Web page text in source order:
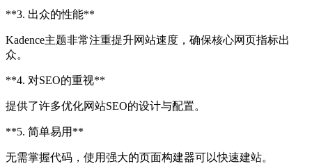
**3. 出众的性能**
Kadence主题非常注重提升网站速度，确保核心网页指标出
众。
**4. 对SEO的重视**
提供了许多优化网站SEO的设计与配置。
**5. 简单易用**
无需掌握代码，使用强大的页面构建器可以快速建站。